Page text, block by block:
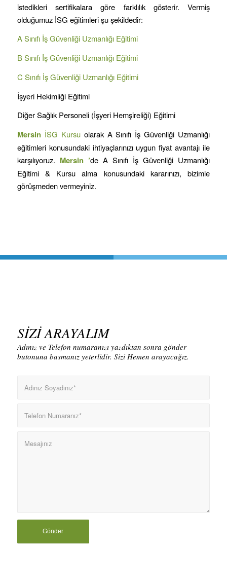
istedikleri sertifikalara göre farklılık gösterir. Vermiş
olduğumuz İSG eğitimleri şu şekildedir:
A Sınıfı İş Güvenliği Uzmanlığı Eğitimi
B Sınıfı İş Güvenliği Uzmanlığı Eğitimi
C Sınıfı İş Güvenliği Uzmanlığı Eğitimi
İşyeri Hekimliği Eğitimi
Diğer Sağlık Personeli (İşyeri Hemşireliği) Eğitimi
Mersin İSG Kursuolarak A Sınıfı İş Güvenliği Uzmanlığı
eğitimleri konusundaki ihtiyaçlarınızı uygun fiyat avantajı ile
karşılıyoruz. Mersin ’de A Sınıfı İş Güvenliği Uzmanlığı
Eğitimi & Kursu alma konusundaki kararınızı, bizimle
görüşmeden vermeyiniz.
SİZİ ARAYALIM
Adınız ve Telefon numaranızı yazdıktan sonra gönder
butonuna basmanız yeterlidir. Sizi Hemen arayacağız.